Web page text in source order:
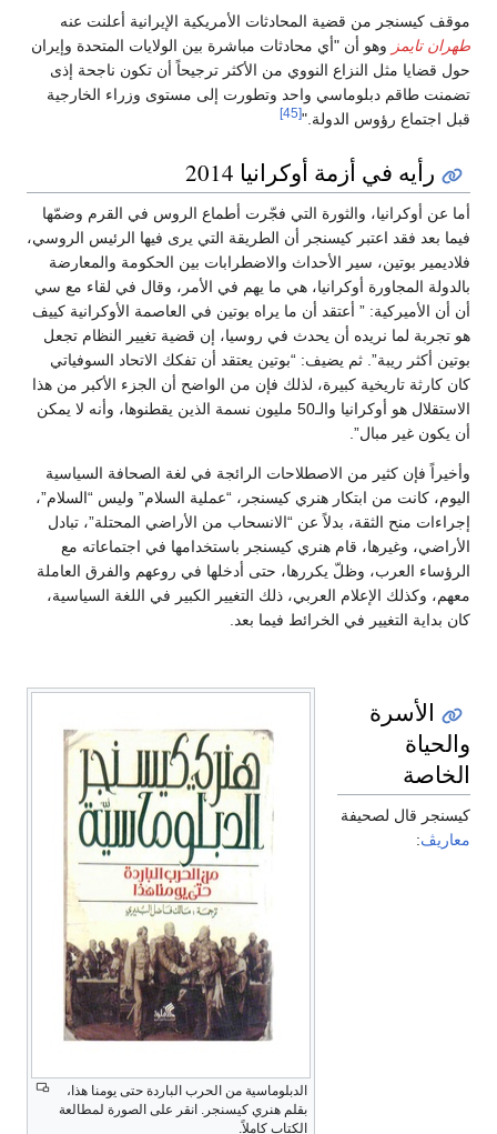
موقف كيسنجر من قضية المحادثات الأمريكية الإيرانية أعلنت عنه
طهران تايمز وهو أن "أي محادثات مباشرة بين الولايات المتحدة وإيران
حول قضايا مثل النزاع النووي من الأكثر ترجيحاً أن تكون ناجحة إذى
تضمنت طاقم دبلوماسي واحد وتطورت إلى مستوى وزراء الخارجية
قبل اجتماع رؤوس الدولة."[45]
رأيه في أزمة أوكرانيا 2014
أما عن أوكرانيا، والثورة التي فجّرت أطماع الروس في القرم وضمّها
فيما بعد فقد اعتبر كيسنجر أن الطريقة التي يرى فيها الرئيس الروسي،
فلاديمير بوتين، سير الأحداث والاضطرابات بين الحكومة والمعارضة
بالدولة المجاورة أوكرانيا، هي ما يهم في الأمر، وقال في لقاء مع سي
أن أن الأميركية: ” أعتقد أن ما يراه بوتين في العاصمة الأوكرانية كييف
هو تجربة لما نريده أن يحدث في روسيا، إن قضية تغيير النظام تجعل
بوتين أكثر ريبة”. ثم يضيف: “بوتين يعتقد أن تفكك الاتحاد السوفياتي
كان كارثة تاريخية كبيرة، لذلك فإن من الواضح أن الجزء الأكبر من هذا
الاستقلال هو أوكرانيا والـ50 مليون نسمة الذين يقطنوها، وأنه لا يمكن
أن يكون غير مبال”.
وأخيراً فإن كثير من الاصطلاحات الرائجة في لغة الصحافة السياسية
اليوم، كانت من ابتكار هنري كيسنجر، “عملية السلام” وليس “السلام”،
إجراءات منح الثقة، بدلاً عن “الانسحاب من الأراضي المحتلة”، تبادل
الأراضي، وغيرها، قام هنري كيسنجر باستخدامها في اجتماعاته مع
الرؤساء العرب، وظلّ يكررها، حتى أدخلها في روعهم والفرق العاملة
معهم، وكذلك الإعلام العربي، ذلك التغيير الكبير في اللغة السياسية،
كان بداية التغيير في الخرائط فيما بعد.
الدبلوماسية من الحرب الباردة حتى يومنا هذا،
بقلم هنري كيسنجر. انقر على الصورة لمطالعة
الكتاب كاملاً.
الأسرة
والحياة
الخاصة
كيسنجر قال لصحيفة
معاريڤ: